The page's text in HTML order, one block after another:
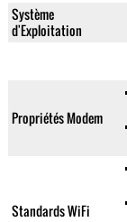
Système
d'Exploitation
Propriétés Modem
Standards WiFi